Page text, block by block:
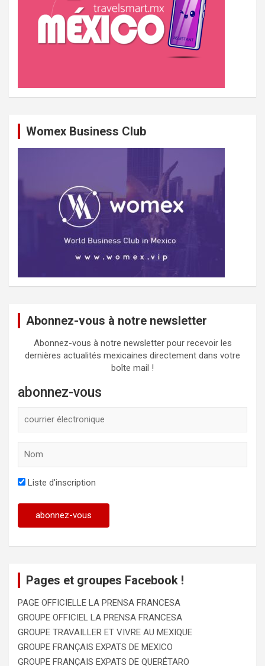
Womex Business Club
Abonnez-vous à notre newsletter
Abonnez-vous à notre newsletter pour recevoir les
dernières actualités mexicaines directement dans votre
boîte mail !
abonnez-vous
Liste d'inscription
Pages et groupes Facebook !
PAGE OFFICIELLE LA PRENSA FRANCESA
GROUPE OFFICIEL LA PRENSA FRANCESA
GROUPE TRAVAILLER ET VIVRE AU MEXIQUE
GROUPE FRANÇAIS EXPATS DE MEXICO
GROUPE FRANÇAIS EXPATS DE QUERÉTARO